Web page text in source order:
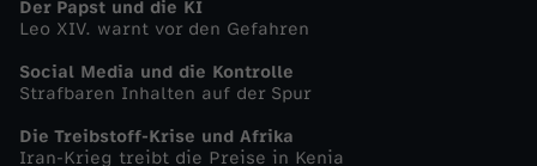
h
e
u
Der Papst und die KI
Leo XIV. warnt vor den Gefahren
Social Media und die Kontrolle
Strafbaren Inhalten auf der Spur
Die Treibstoff-Krise und Afrika
Iran-Krieg treibt die Preise in Kenia